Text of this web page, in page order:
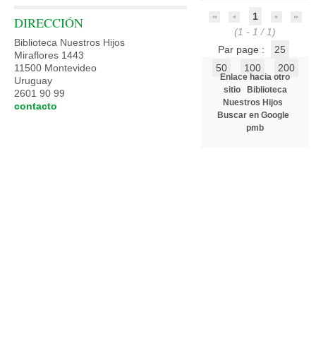
1
(1 - 1 / 1)
Par page :
25
50
100 200
Enlace hacia otro
sitio
Biblioteca
Nuestros Hijos
Buscar en Google
pmb
DIRECCIÓN
Biblioteca Nuestros Hijos
Miraflores 1443
11500 Montevideo
Uruguay
2601 90 99
contacto